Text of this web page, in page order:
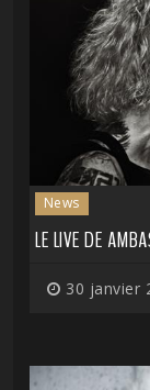
News
LE LIVE DE
30 janvier